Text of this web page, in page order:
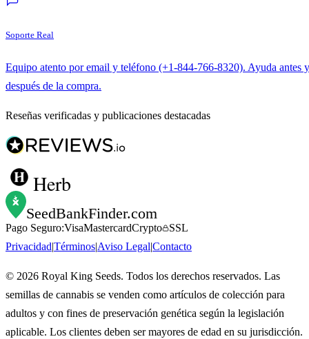
Soporte Real
Equipo atento por email y teléfono (+1-844-766-8320). Ayuda antes y
después de la compra.
Reseñas verificadas y publicaciones destacadas
Herb
SeedBankFinder.com
Pago Seguro:VisaMastercardCrypto
SSL
PrivacidadTérminosAviso LegalContacto
© 2026 Royal King Seeds. Todos los derechos reservados. Las
semillas de cannabis se venden como artículos de colección para
adultos y con fines de preservación genética según la legislación
aplicable. Los clientes deben ser mayores de edad en su jurisdicción.